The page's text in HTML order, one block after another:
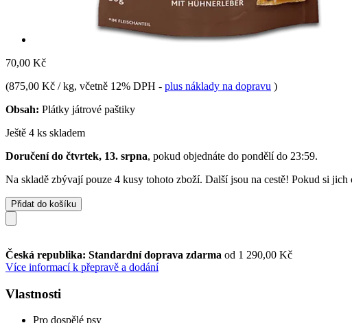
70,00 Kč
(875,00 Kč / kg, včetně 12% DPH - plus náklady na dopravu )
Obsah: Plátky játrové paštiky
Ještě 4 ks skladem
Doručení do čtvrtek, 13. srpna, pokud objednáte do pondělí do 23:59.
Na skladě zbývají pouze 4 kusy tohoto zboží. Další jsou na cestě! Pokud si
Přidat do košíku
Česká republika: Standardní doprava zdarma od 1 290,00 Kč
Více informací k přepravě a dodání
Vlastnosti
Pro dospělé psy